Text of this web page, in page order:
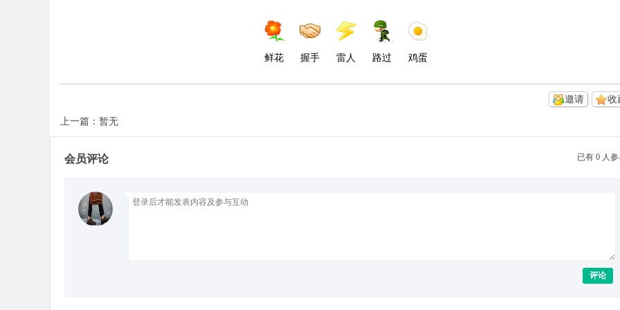
鲜花
握手 雷人 路过 鸡蛋
收
邀请
上一篇：暂无
已有 0 人
会员评论
评论